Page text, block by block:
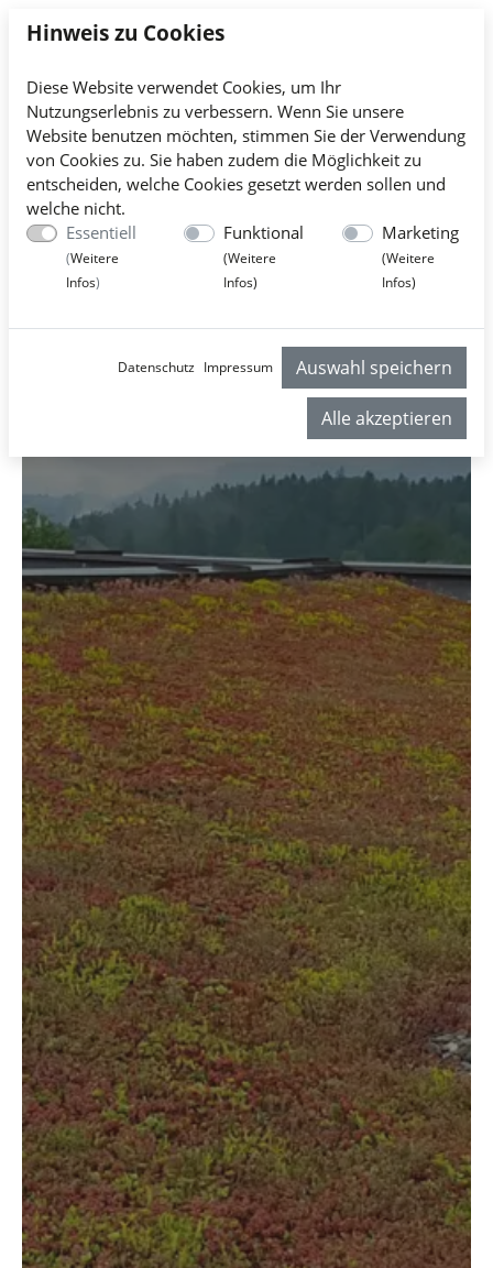
Hinweis zu Cookies
Diese Website verwendet Cookies, um Ihr
Nutzungserlebnis zu verbessern. Wenn Sie unsere
Website benutzen möchten, stimmen Sie der Verwendung
von Cookies zu. Sie haben zudem die Möglichkeit zu
entscheiden, welche Cookies gesetzt werden sollen und
welche nicht.
Essentiell
(Weitere
Infos)
Funktional
(Weitere
Infos)
Marketing
(Weitere
Infos)
Datenschutz Impressum Auswahl speichern
Alle akzeptieren